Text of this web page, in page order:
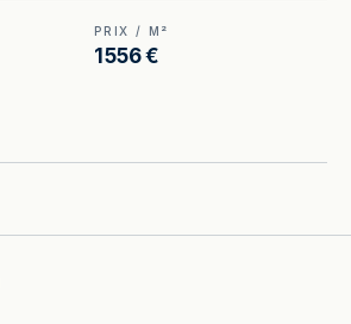
PRIX / M²
1 556 €